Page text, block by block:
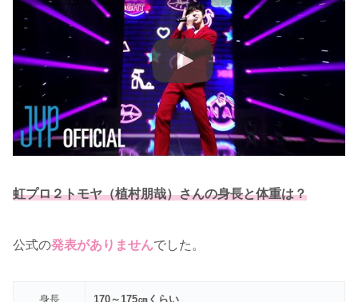
虹プロ２トモヤ（植村朋哉）さんの身長と体重は？
公式の発表がありませんでした。
身長 170～175㎝くらい